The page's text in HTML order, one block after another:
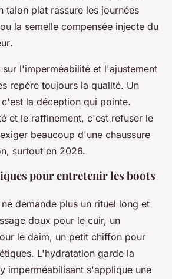
talon plat rassure les journées
la semelle compensée injecte du
.
l'imperméabilité et l'ajustement
repère toujours la qualité. Un
la déception qui pointe.
et le raffinement, c'est refuser le
beaucoup d'une chaussure
surtout en 2026.
pour entretenir les boots
demande plus un rituel long et
doux pour le cuir, un
le daim, un petit chiffon pour
L'hydratation garde la
imperméabilisant s'applique une